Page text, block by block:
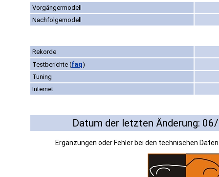
Vorgängermodell
Nachfolgemodell
Rekorde
Testberichte (faq)
Tuning
Internet
Datum der letzten Änderung:
Ergänzungen oder Fehler bei den technischen